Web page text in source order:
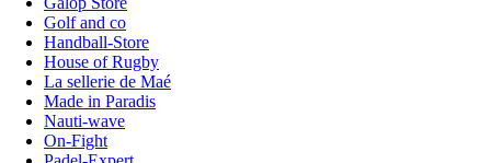
Golf and co
Handball-Store
House of Rugby
La sellerie de Maé
Made in Paradis
Nauti-wave
On-Fight